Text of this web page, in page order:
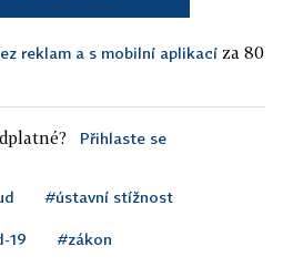
reklam a s mobilní aplikací za 80
Přihlaste se
#ústavní stížnost
19 #zákon